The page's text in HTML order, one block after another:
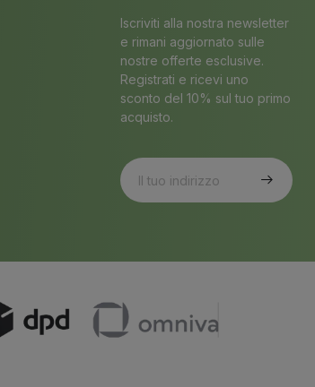
Iscriviti alla nostra newsletter
e rimani aggiornato sulle
nostre offerte esclusive.
Registrati e ricevi uno
sconto del 10% sul tuo primo
acquisto.